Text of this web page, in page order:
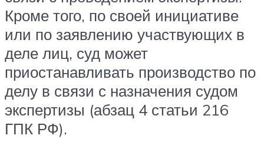
Кроме того, по своей инициативе
или по заявлению участвующих в
деле лиц, суд может
приостанавливать производство по
делу в связи с назначения судом
экспертизы (абзац 4 статьи 216
ГПК РФ).